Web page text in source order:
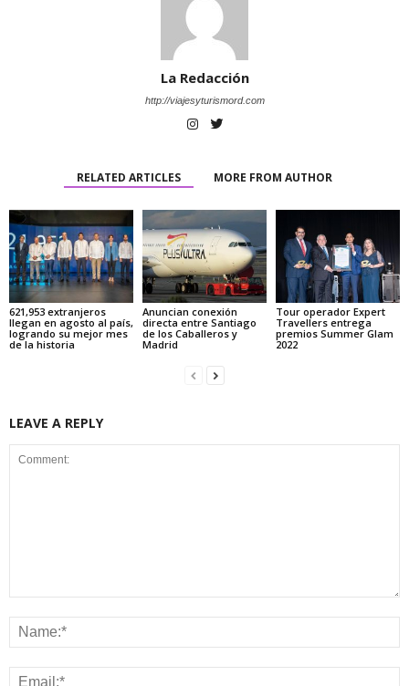
La Redacción
http://viajesyturismord.com
RELATED ARTICLES MORE FROM AUTHOR
621,953 extranjeros
llegan en agosto al país,
logrando su mejor mes
de la historia
Anuncian conexión
directa entre Santiago
de los Caballeros y
Madrid
Tour operador Expert
Travellers entrega
premios Summer Glam
2022
LEAVE A REPLY